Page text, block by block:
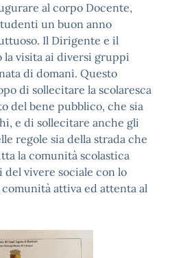
al corpo Docente,
un buon anno
Il Dirigente e il
visita ai diversi gruppi
di domani. Questo
di sollecitare la scolaresca
del bene pubblico, che sia
e di sollecitare anche gli
regole sia della strada che
la comunità scolastica
vivere sociale con lo
attiva ed attenta al